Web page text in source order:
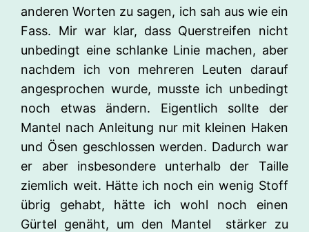
anderen Worten zu sagen, ich sah aus wie ein
Fass. Mir war klar, dass Querstreifen nicht
unbedingt eine schlanke Linie machen, aber
nachdem ich von mehreren Leuten darauf
angesprochen wurde, musste ich unbedingt
noch etwas ändern. Eigentlich sollte der
Mantel nach Anleitung nur mit kleinen Haken
und Ösen geschlossen werden. Dadurch war
er aber insbesondere unterhalb der Taille
ziemlich weit. Hätte ich noch ein wenig Stoff
übrig gehabt, hätte ich wohl noch einen
Gürtel genäht, um den Mantel stärker zu